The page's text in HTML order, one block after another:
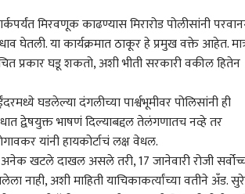
मिरवणूक काढण्यास मिरारोड पोलीसांनी
घेतली. या कार्यक्रमात ठाकूर हे प्रमुख वक्ते आहेत.
प्रकार घडू शकतो, अशी भीती सरकारी वकील हितेन
घडलेल्या दंगलीच्या पार्श्वभूमीवर पोलिसांनी ही
द्वेषयुक्त भाषणं दिल्याबद्दल तेलंगणातच नव्हे तर
यांनी हायकोर्टाचं लक्ष वेधल.
खटले दाखल असले तरी, 17 जानेवारी रोजी
नाही, अशी माहिती याचिकाकर्त्यांच्या वतीने अँड.